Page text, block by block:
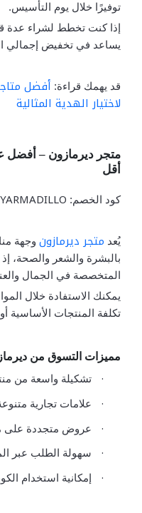
توفيرًا خلال يوم التأسيس.
إذا كنت تخطط لشراء عدة
يساعد في تخفيض إجمالي
قد يهمك قراءة: أفضل
لاختيار الهدية المثالية
متجر ديرمازون – أفضل
أقل
كود الخصم:
يُعد متجر ديرمازون وجهة
بالبشرة والشعر والصحة،
المتخصصة في الجمال
يمكنك الاستفادة خلال
تكلفة المنتجات الأساسية
مميزات التسوق من
· تشكيلة واسعة من
· علامات تجارية
· عروض متجددة على
· سهولة الطلب عبر
· إمكانية استخدام